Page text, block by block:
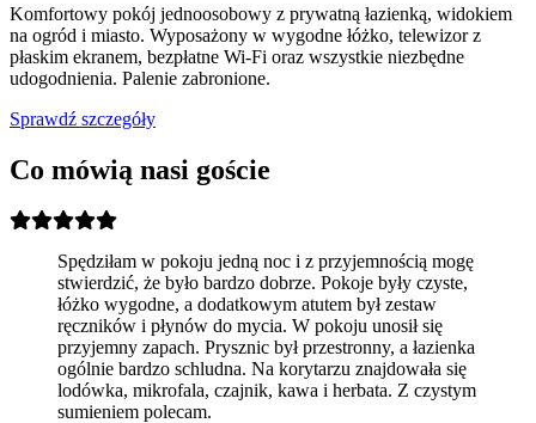
Komfortowy pokój jednoosobowy z prywatną łazienką, widokiem
na ogród i miasto. Wyposażony w wygodne łóżko, telewizor z
płaskim ekranem, bezpłatne Wi-Fi oraz wszystkie niezbędne
udogodnienia. Palenie zabronione.
Sprawdź szczegóły
Co mówią nasi goście
Spędziłam w pokoju jedną noc i z przyjemnością mogę
stwierdzić, że było bardzo dobrze. Pokoje były czyste,
łóżko wygodne, a dodatkowym atutem był zestaw
ręczników i płynów do mycia. W pokoju unosił się
przyjemny zapach. Prysznic był przestronny, a łazienka
ogólnie bardzo schludna. Na korytarzu znajdowała się
lodówka, mikrofala, czajnik, kawa i herbata. Z czystym
sumieniem polecam.